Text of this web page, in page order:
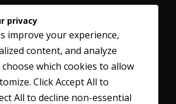
privacy
improve your experience,
content, and analyze
which cookies to allow
. ClickAccept All to
All to decline non-essential